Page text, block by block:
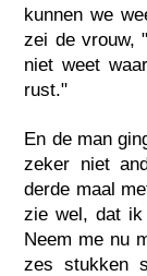
kunnen we
zei de vrouw,
niet weet
rust."
En de man
zeker niet
derde maal
zie wel, dat ik
Neem me nu
zes stukken